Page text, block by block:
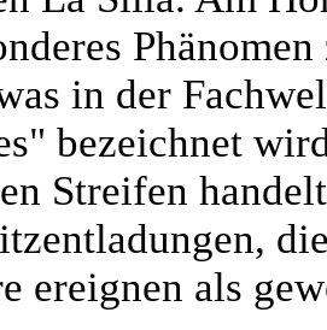
Phänomen
in der
bezeichnet
Streifen
ereignen als